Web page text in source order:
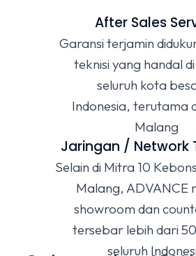
After Sales
Garansi terjamin
teknisi yang handal
seluruh kota
Indonesia, terutama
Malang
Jaringan / Network
Selain di Mitra 10
Malang, ADVANCE
showroom dan
tersebar lebih dari
seluruh